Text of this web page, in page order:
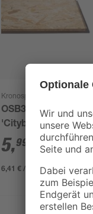
Kronospan
OSB3-Verlegeplatte
'Cityboard'
ungeschliffen 1690 x
634 x 12 mm
5,99
/ m²
6,41 € / Pack